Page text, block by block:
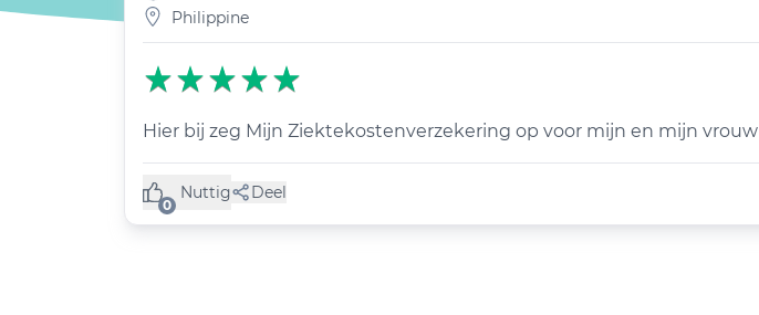
Philippine
Hier bij zeg Mijn Ziektekostenverzekering op voor mijn en mijn vrouw
0
Nuttig
(0 like) Deel